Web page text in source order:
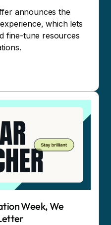
announces the
which lets
fine-tune resources
Week, We